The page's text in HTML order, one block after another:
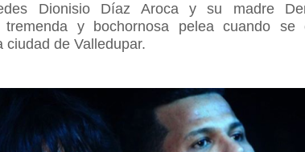
Dionisio Díaz Arocay su madre
tremenda y bochornosa pelea cuando se
ciudad de Valledupar.